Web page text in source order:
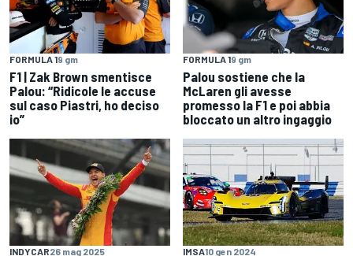
FORMULA 19 gm
F1 | Zak Brown smentisce
Palou: “Ridicole le accuse
sul caso Piastri, ho deciso
io”
FORMULA 19 gm
Palou sostiene che la
McLaren gli avesse
promesso la F1 e poi abbia
bloccato un altro ingaggio
INDYCAR26 mag 2025 IMSA10 gen 2024